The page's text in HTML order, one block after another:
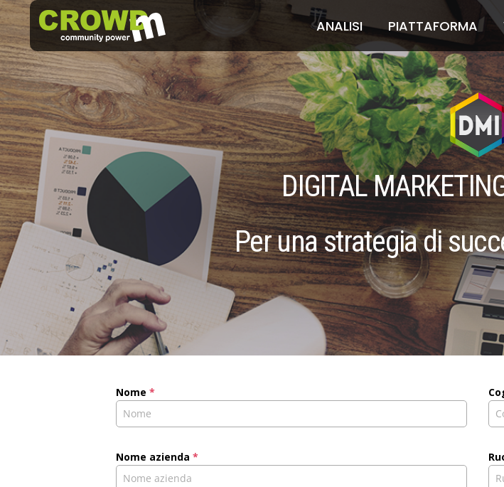
ANALISI PIATTAFORMA
DIGITAL
Per una strategia di
Nome *
Nome azienda *